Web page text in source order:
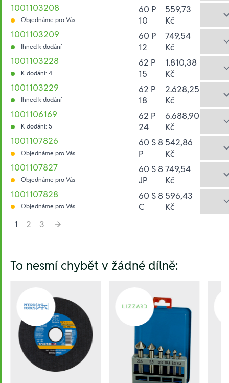
1001103208
Objednáme pro Vás
60 P
10
559,73
Kč
1001103209
Ihned k dodání
60 P
12
749,54
Kč
1001103228
K dodání: 4
62 P
15
1.810,38
Kč
1001103229
Ihned k dodání
62 P
18
2.628,25
Kč
1001106169
K dodání: 5
62 P
24
6.688,90
Kč
1001107826
Objednáme pro Vás
60 S 8
P
542,86
Kč
1001107827
Objednáme pro Vás
60 S 8
JP
749,54
Kč
1001107828
Objednáme pro Vás
60 S 8
C
596,43
Kč
1
2
3
To nesmí chybět v žádné dílně: